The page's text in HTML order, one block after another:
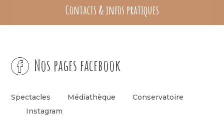
Contacts & infos pratiques
Nos pages facebook
Spectacles Médiathèque
Conservatoire
Instagram